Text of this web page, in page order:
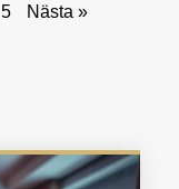
5 Nästa »